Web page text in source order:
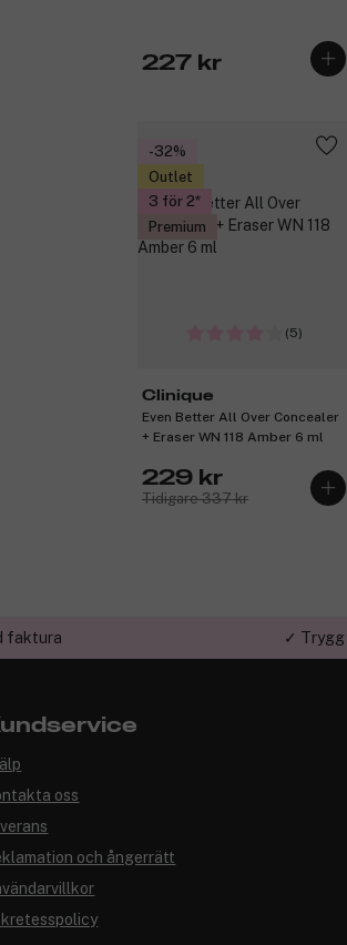
227 kr
-32%
Outlet
3 för 2
Premium
(5)
Clinique
Even Better All Over Concealer
+ Eraser WN 118 Amber 6 ml
229 kr
Tidigare 337 kr
faktura ✓ Trygg
oss
och ångerrätt